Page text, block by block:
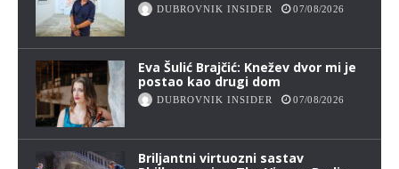
DUBROVNIK INSIDER 07/08/2026
Eva Šulić Brajčić: Knežev dvor mi je
postao kao drugi dom
DUBROVNIK INSIDER 07/08/2026
Briljantni virtuozni sastav